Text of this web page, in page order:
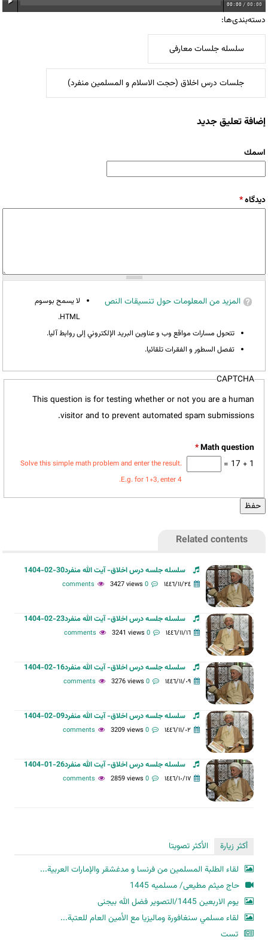
00:00 / 00:00
دسته‌بندی‌ها:
سلسله جلسات معارفی
جلسات درس اخلاق (حجت الاسلام و المسلمین منفرد)
إضافة تعليق جديد
‏اسمك ‏
‏دیدگاه ‏*
المزيد من المعلومات حول تنسيقات النص
لا يسمح بوسوم
HTML.
تتحول مسارات مواقع وب و عناوين البريد الإلكتروني إلى روابط آليا.
تفصل السطور و الفقرات تلقائيا.
CAPTCHA
This question is for testing whether or not you are a human
visitor and to prevent automated spam submissions.
*
1 + 17 =
Solve this simple math problem and enter the result.
E.g. for 1+3, enter 4.
Related contents
سلسله جلسه درس اخلاق- آیت الله منفرد30-02-1404
١٤٤٦/١١/٢٤ 0 comments
3427 views
سلسله جلسه درس اخلاق- آیت الله منفرد23-02-1404
١٤٤٦/١١/١٦ 0 comments
3241 views
سلسله جلسه درس اخلاق- آیت الله منفرد16-02-1404
١٤٤٦/١١/٠٩ 0 comments
3276 views
سلسله جلسه درس اخلاق- آیت الله منفرد09-02-1404
١٤٤٦/١١/٠٢ 0 comments
3209 views
سلسله جلسه درس اخلاق- آیت الله منفرد26-01-1404
١٤٤٦/١٠/١٧ 0 comments
2859 views
أكثر زيارة
الأكثر تصويتا
لقاء الطلبة المسلمين من فرنسا و مدغشقر والإمارات العربية...
حاج میثم مطیعی/ مسلمیه 1445
یوم الاربعین 1445/التصویر فضل الله بیجنی
لقاء مسلمي سنغافورة وماليزيا مع الأمين العام للعتبة...
تست